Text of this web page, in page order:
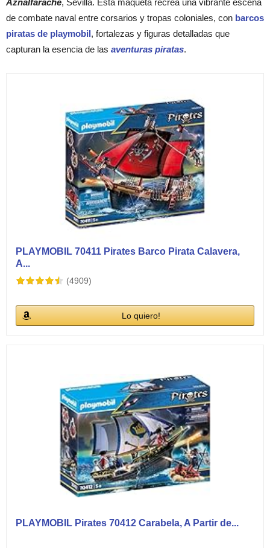
Aznalfarache, Sevilla. Esta maqueta recrea una vibrante escena
de combate naval entre corsarios y tropas coloniales, con barcos
piratas de playmobil, fortalezas y figuras detalladas que
capturan la esencia de las aventuras piratas.
PLAYMOBIL 70411 Pirates Barco Pirata Calavera,
A...
(4909)
Lo quiero!
PLAYMOBIL Pirates 70412 Carabela, A Partir de...